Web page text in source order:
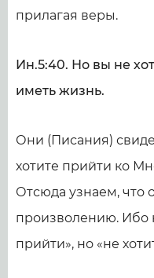
прилагая веры.
Ин.5:40. Но вы не
иметь жизнь.
Они (Писания)
хотите прийти ко
Отсюда узнаем, что
произволению. Ибо
прийти», но «не